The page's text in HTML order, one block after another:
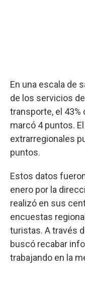
En una escala de
de los servicios
transporte, el 43%
marcó 4 puntos.
extrarregionales
puntos.
Estos datos
enero por la
realizó en sus
encuestas
turistas. A través
buscó recabar
trabajando en la